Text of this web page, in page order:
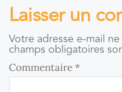
Laisser un
Votre adresse e-mail
champs obligatoires
Commentaire*